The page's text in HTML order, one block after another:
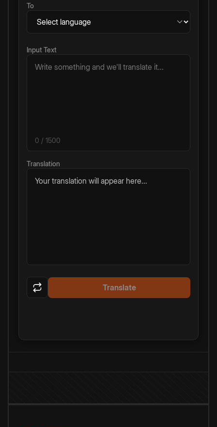
To
Input Text
0 / 1500
Translation
Your translation will appear here...
Translate